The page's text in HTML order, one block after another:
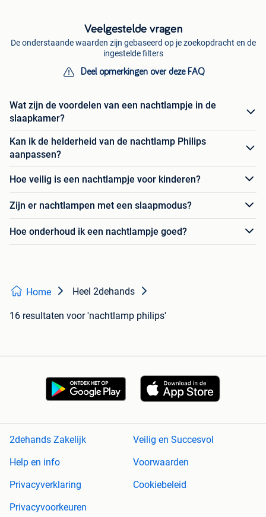
Veelgestelde vragen
De onderstaande waarden zijn gebaseerd op je zoekopdracht en de
ingestelde filters
Deel opmerkingen over deze FAQ
Wat zijn de voordelen van een nachtlampje in de
slaapkamer?
Kan ik de helderheid van de nachtlamp Philips
aanpassen?
Hoe veilig is een nachtlampje voor kinderen?
Zijn er nachtlampen met een slaapmodus?
Hoe onderhoud ik een nachtlampje goed?
Home Heel 2dehands
16 resultaten voor 'nachtlamp philips'
2dehands Zakelijk
Veilig en Succesvol
Help en info
Voorwaarden
Privacyverklaring
Cookiebeleid
Privacyvoorkeuren